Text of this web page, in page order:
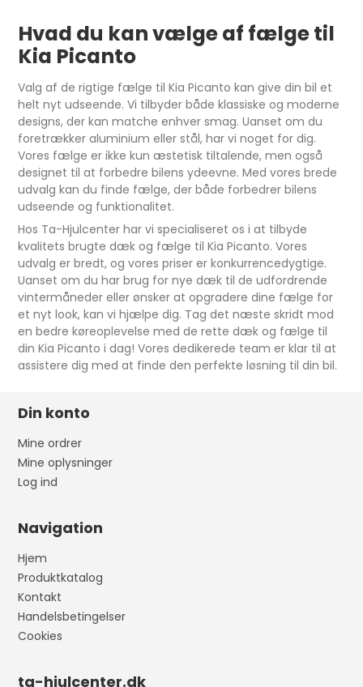
Hvad du kan vælge af fælge til
Kia Picanto
Valg af de rigtige fælge til Kia Picanto kan give din bil et
helt nyt udseende. Vi tilbyder både klassiske og moderne
designs, der kan matche enhver smag. Uanset om du
foretrækker aluminium eller stål, har vi noget for dig.
Vores fælge er ikke kun æstetisk tiltalende, men også
designet til at forbedre bilens ydeevne. Med vores brede
udvalg kan du finde fælge, der både forbedrer bilens
udseende og funktionalitet.
Hos Ta-Hjulcenter har vi specialiseret os i at tilbyde
kvalitets brugte dæk og fælge til Kia Picanto. Vores
udvalg er bredt, og vores priser er konkurrencedygtige.
Uanset om du har brug for nye dæk til de udfordrende
vintermåneder eller ønsker at opgradere dine fælge for
et nyt look, kan vi hjælpe dig. Tag det næste skridt mod
en bedre køreoplevelse med de rette dæk og fælge til
din Kia Picanto i dag! Vores dedikerede team er klar til at
assistere dig med at finde den perfekte løsning til din bil.
Din konto
Mine ordrer
Mine oplysninger
Log ind
Navigation
Hjem
Produktkatalog
Kontakt
Handelsbetingelser
Cookies
ta-hjulcenter.dk